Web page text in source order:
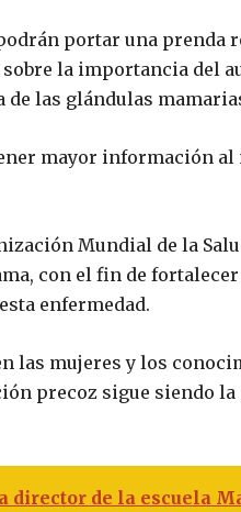
portar una prenda
la importancia del
las glándulas
mayor información al
Mundial de la
con el fin de
enfermedad.
las mujeres y los
precoz sigue siendo
director de la escuela